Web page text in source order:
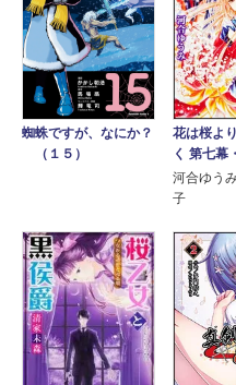
蜘蛛ですが、なにか？
（１５）
花は桜よ
く 第七幕
河合ゆう
子